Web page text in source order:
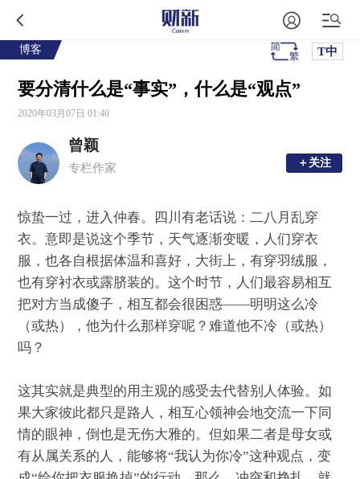
博客 T中
要分清什么是“事实”，什么是“观点”
2020年03月07日 01:40
曾颖
专栏作家 ＋关注
＋关注
惊蛰一过，进入仲春。四川有老话说：二八月乱穿
衣。意即是说这个季节，天气逐渐变暖，人们穿衣
服，也各自根据体温和喜好，大街上，有穿羽绒服，
也有穿衬衣或露脐装的。这个时节，人们最容易相互
把对方当成傻子，相互都会很困惑——明明这么冷
（或热），他为什么那样穿呢？难道他不冷（或热）
吗？
这其实就是典型的用主观的感受去代替别人体验。如
果大家彼此都只是路人，相互心领神会地交流一下同
情的眼神，倒也是无伤大雅的。但如果二者是母女或
有从属关系的人，能够将“我认为你冷”这种观点，变